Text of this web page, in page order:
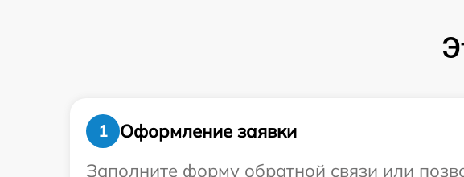
1
Оформление заявки
Заполните форму обратной связи или